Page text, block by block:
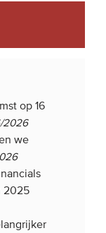
op 16
2026
we
2025